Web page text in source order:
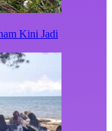
Kini Jadi